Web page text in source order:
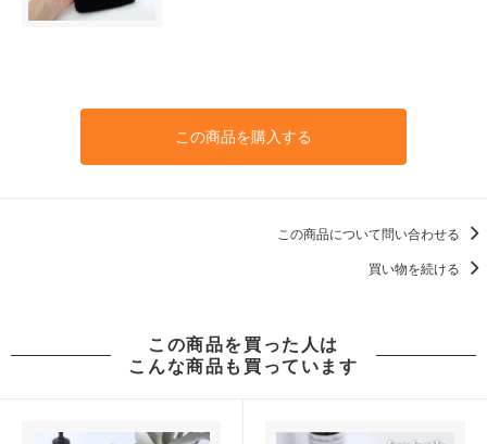
この商品を購入する
この商品について問い合わせる
買い物を続ける
この商品を買った人は
こんな商品も買っています